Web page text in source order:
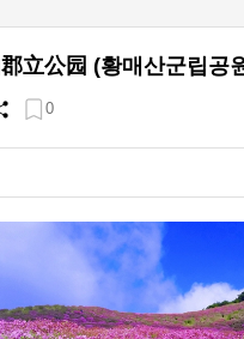
立公园 (황매산군립공
0